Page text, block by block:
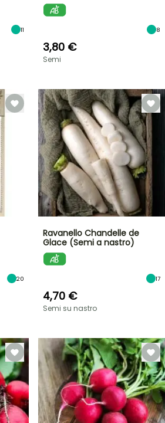
11 8
3,80 €
Semi
20
Ravanello Chandelle de
Glace (Semi a nastro)
17
4,70 €
Semi su nastro